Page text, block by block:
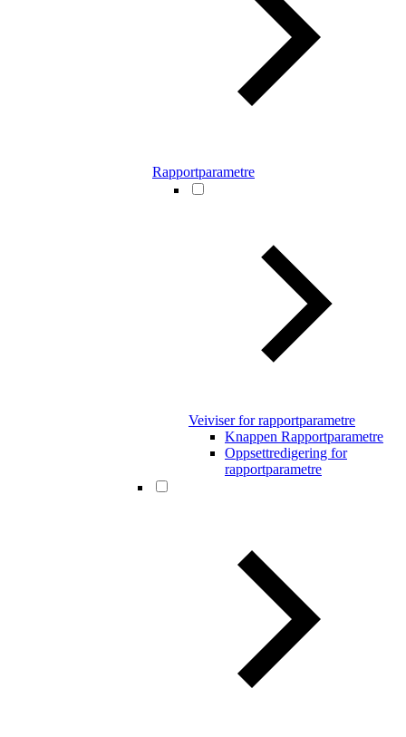
Rapportparametre
Veiviser for rapportparametre
Knappen Rapportparametre
Oppsettredigering for
rapportparametre